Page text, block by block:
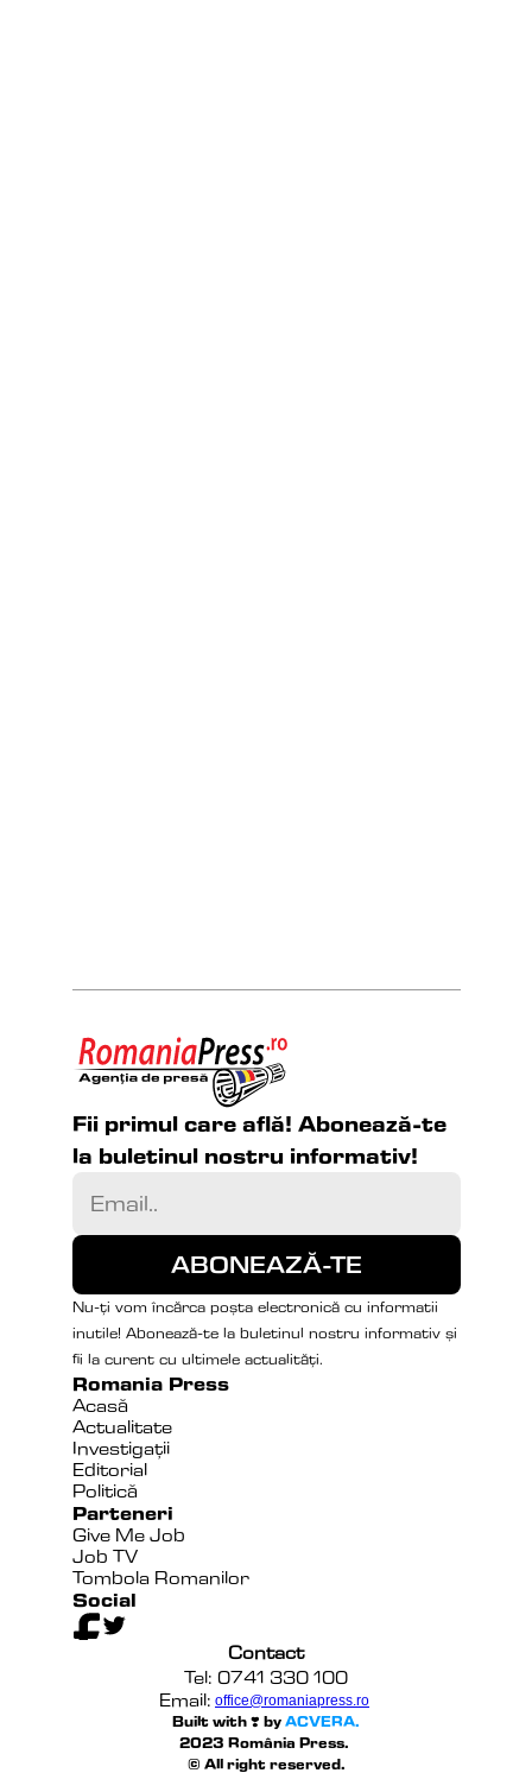
Fii primul care află! Abonează-te
la buletinul nostru informativ!
Nu-ți vom încărca poșta electronică cu informatii
inutile! Abonează-te la buletinul nostru informativ și
fii la curent cu ultimele actualități.
Romania Press
Acasă
Actualitate
Investigații
Editorial
Politică
Parteneri
Give Me Job
Job TV
Tombola Romanilor
Social
2023 România Press.
© All right reserved.
Built with ❣️ by ACVERA.
Contact
Tel: 0741 330 100
Email: office@romaniapress.ro